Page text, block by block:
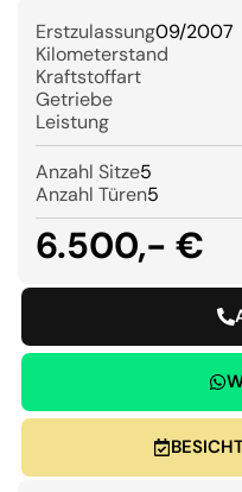
Erstzulassung09/2007
Kilometerstand
Kraftstoffart
Getriebe
Leistung
Anzahl Sitze5
Anzahl Türen5
6.500,- €